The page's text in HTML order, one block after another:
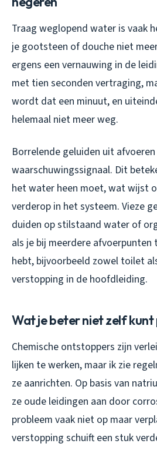
Traag weglopend water is vaak
je gootsteen of douche niet
ergens een vernauwing in de
met tien seconden vertraging,
wordt dat een minuut, en
helemaal niet meer weg.
Borrelende geluiden uit
waarschuwingssignaal. Dit
het water heen moet, wat wijst
verderop in het systeem. Vieze
duiden op stilstaand water of
als je bij meerdere afvoerpunten
hebt, bijvoorbeeld zowel toilet
verstopping in de hoofdleiding.
Wat je beter niet zelf
Chemische ontstoppers zijn
lijken te werken, maar ik zie
ze aanrichten. Op basis van
ze oude leidingen aan door
probleem vaak niet op maar
verstopping schuift een stuk